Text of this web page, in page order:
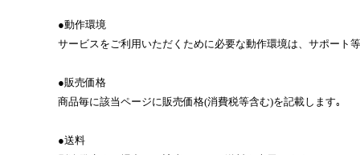
●動作環境
サービスをご利用いただくために必要な動作環境は、サポート
●販売価格
商品毎に該当ページに販売価格(消費税等含む)を記載します｡
●送料